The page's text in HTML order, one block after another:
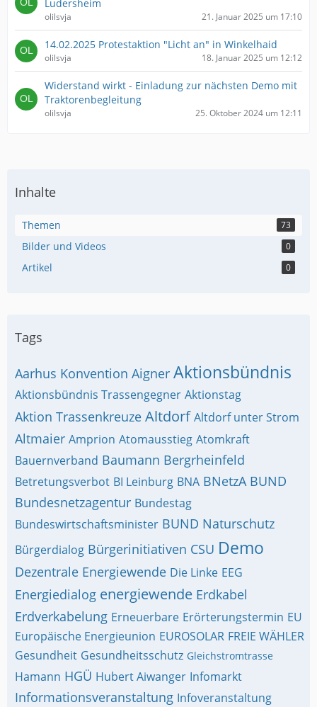
Ludersheim
olilsvja 21. Januar 2025 um 17:10
14.02.2025 Protestaktion "Licht an" in Winkelhaid
olilsvja 18. Januar 2025 um 12:12
Widerstand wirkt - Einladung zur nächsten Demo mit
Traktorenbegleitung
olilsvja 25. Oktober 2024 um 12:11
Inhalte
Themen 73
Bilder und Videos 0
Artikel 0
Tags
Aarhus Konvention Aigner Aktionsbündnis
Aktionsbündnis Trassengegner Aktionstag
Aktion Trassenkreuze Altdorf Altdorf unter Strom
Altmaier Amprion Atomausstieg Atomkraft
Bauernverband Baumann Bergrheinfeld
Betretungsverbot BI Leinburg BNA BNetzA BUND
Bundesnetzagentur Bundestag
Bundeswirtschaftsminister BUND Naturschutz
Bürgerdialog Bürgerinitiativen CSU Demo
Dezentrale Energiewende Die Linke EEG
Energiedialog energiewende Erdkabel
Erdverkabelung Erneuerbare Erörterungstermin EU
Europäische Energieunion EUROSOLAR FREIE WÄHLER
Gesundheit Gesundheitsschutz Gleichstromtrasse
Hamann HGÜ Hubert Aiwanger Infomarkt
Informationsveranstaltung Infoveranstaltung